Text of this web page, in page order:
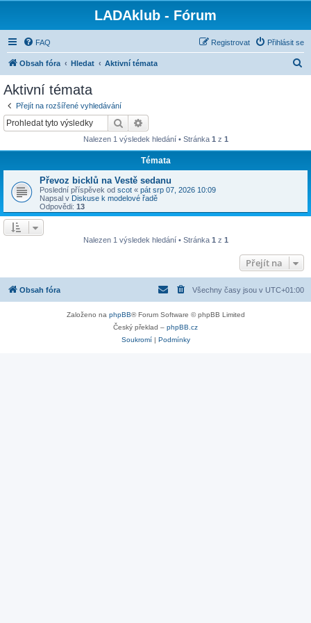
LADAklub - Fórum
FAQ Přihlásit se
Registrovat
Obsah fóra Hledat Aktivní témata
Aktivní témata
Přejít na rozšířené vyhledávání
Hledat
Nalezen 1 výsledek hledání • Stránka 1 z 1
Témata
Převoz bicklů na Vestě sedanu
Poslední příspěvek od scot « pát srp 07, 2026 10:09
Napsal v Diskuse k modelové řadě
Odpovědi: 13
Nalezen 1 výsledek hledání • Stránka 1 z 1
Přejít na
Obsah fóra Všechny časy jsou v UTC+01:00
Založeno na phpBB® Forum Software © phpBB Limited
Český překlad – phpBB.cz
Soukromí| Podmínky